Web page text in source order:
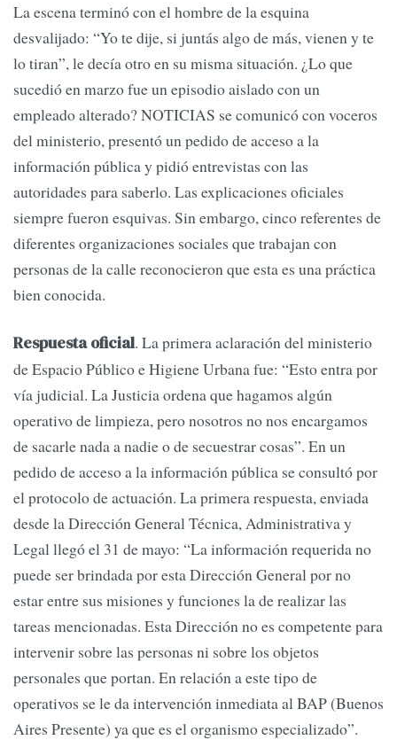
La escena terminó con el hombre de la esquina
desvalijado: “Yo te dije, si juntás algo de más, vienen y te
lo tiran”, le decía otro en su misma situación. ¿Lo que
sucedió en marzo fue un episodio aislado con un
empleado alterado? NOTICIAS se comunicó con voceros
del ministerio, presentó un pedido de acceso a la
información pública y pidió entrevistas con las
autoridades para saberlo. Las explicaciones oficiales
siempre fueron esquivas. Sin embargo, cinco referentes de
diferentes organizaciones sociales que trabajan con
personas de la calle reconocieron que esta es una práctica
bien conocida.
Respuesta oficial. La primera aclaración del ministerio
de Espacio Público e Higiene Urbana fue: “Esto entra por
vía judicial. La Justicia ordena que hagamos algún
operativo de limpieza, pero nosotros no nos encargamos
de sacarle nada a nadie o de secuestrar cosas”. En un
pedido de acceso a la información pública se consultó por
el protocolo de actuación. La primera respuesta, enviada
desde la Dirección General Técnica, Administrativa y
Legal llegó el 31 de mayo: “La información requerida no
puede ser brindada por esta Dirección General por no
estar entre sus misiones y funciones la de realizar las
tareas mencionadas. Esta Dirección no es competente para
intervenir sobre las personas ni sobre los objetos
personales que portan. En relación a este tipo de
operativos se le da intervención inmediata al BAP (Buenos
Aires Presente) ya que es el organismo especializado”.